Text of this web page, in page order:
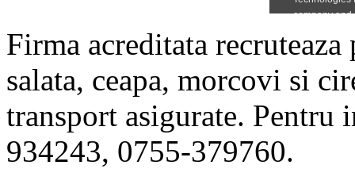
Firma acreditata
salata, ceapa, morcovi si
transport asigurate.
934243, 0755-379760.